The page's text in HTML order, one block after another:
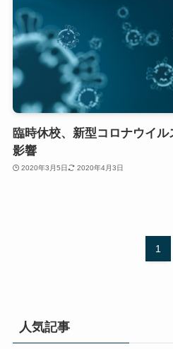
臨時休校、新型コロナウイ
影響
2020年3月5日 2020年4月3日
1
人気記事